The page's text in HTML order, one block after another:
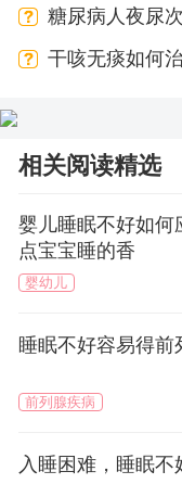
糖尿病人夜尿
干咳无痰如何
相关阅读精选
婴儿睡眠不好如何
点宝宝睡的香
婴幼儿
睡眠不好容易得前
前列腺疾病
入睡困难，睡眠不